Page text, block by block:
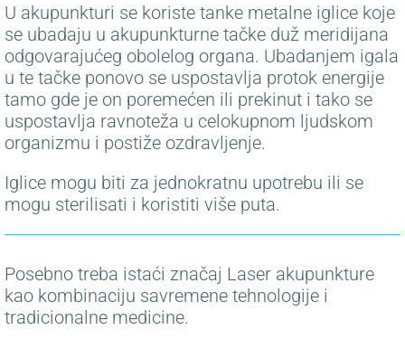
U akupunkturi se koriste tanke metalne iglice koje
se ubadaju u akupunkturne tačke duž meridijana
odgovarajućeg obolelog organa. Ubadanjem igala
u te tačke ponovo se uspostavlja protok energije
tamo gde je on poremećen ili prekinut i tako se
uspostavlja ravnoteža u celokupnom ljudskom
organizmu i postiže ozdravljenje.
Iglice mogu biti za jednokratnu upotrebu ili se
mogu sterilisati i koristiti više puta.
Posebno treba istaći značaj Laser akupunkture
kao kombinaciju savremene tehnologije i
tradicionalne medicine.